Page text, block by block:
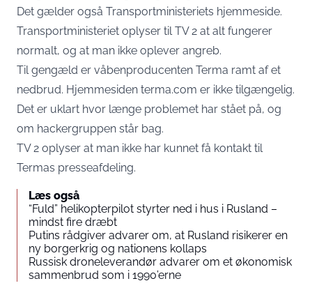
Det gælder også Transportministeriets hjemmeside.
Transportministeriet oplyser til TV 2 at alt fungerer
normalt, og at man ikke oplever angreb.
Til gengæld er våbenproducenten Terma ramt af et
nedbrud. Hjemmesiden terma.com er ikke tilgængelig.
Det er uklart hvor længe problemet har stået på, og
om hackergruppen står bag.
TV 2 oplyser at man ikke har kunnet få kontakt til
Termas presseafdeling.
Læs også
“Fuld” helikopterpilot styrter ned i hus i Rusland –
mindst fire dræbt
Putins rådgiver advarer om, at Rusland risikerer en
ny borgerkrig og nationens kollaps
Russisk droneleverandør advarer om et økonomisk
sammenbrud som i 1990’erne